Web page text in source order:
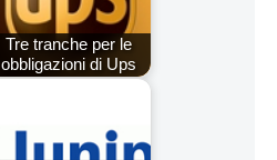
Tre tranche per le
obbligazioni di Ups